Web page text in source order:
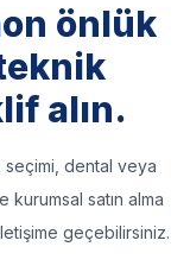
önlük
alın.
dental veya
kurumsal satın alma
geçebilirsiniz.